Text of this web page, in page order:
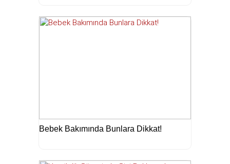
Bebek Bakımında Bunlara Dikkat!